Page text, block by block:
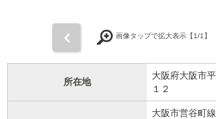
画像タップで拡大表示【1/1】
所在地
大阪府大阪市
１２
大阪市営谷町